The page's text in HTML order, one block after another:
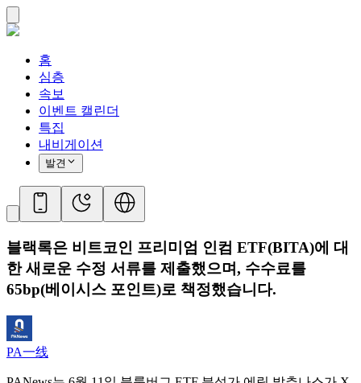
홈
심층
속보
이벤트 캘린더
특집
내비게이션
발견
블랙록은 비트코인 ​​프리미엄 인컴 ETF(BITA)에 대
한 새로운 수정 서류를 제출했으며, 수수료를
65bp(베이시스 포인트)로 책정했습니다.
PA一线